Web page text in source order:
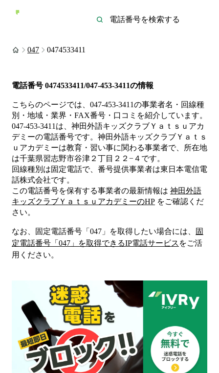
047 0474533411
電話番号 0474533411/047-453-3411の情報
こちらのページでは、 047-453-3411の事業者名・回線種
別・地域・業界・FAX番号・口コミを紹介しています。
047-453-3411 は、 神田外語キッズクラブＹａｔｓｕアカ
デミーの電話番号です。 神田外語キッズクラブＹａｔｓ
ｕアカデミーは教育・習い事に関わる事業者で、所在地
は千葉県習志野市谷津２丁目２２−４ です。
回線種別は固定電話で、番号提供事業者は東日本電信電
話株式会社です。
この電話番号を保有する事業者の最新情報は 神田外語
キッズクラブＹａｔｓｕアカデミーのHP をご確認くだ
さい。
なお、固定電話番号「 047 」を取得したい場合には、
固
定電話番号「 047 」を取得できるIP電話サービス をご活
用ください。